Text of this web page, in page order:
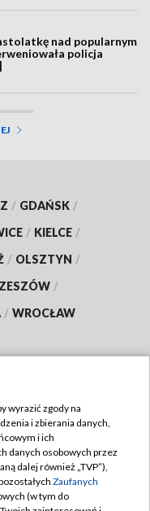
nad popularnym
policja
/ GDAŃSK /
/ KIELCE /
/ OLSZTYN /
/
/ WROCŁAW
wyrazić zgody na
i zbierania danych,
i ich
danych osobowych przez
dalej również „TVP”),
Zaufanych
(w tym do